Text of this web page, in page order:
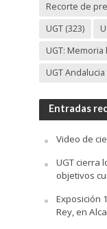
Recorte de
UGT(323)
UGT:
UGT Andalucia
Entradas
Video de
UGT cierra
objetivos
Exposición
Rey, en